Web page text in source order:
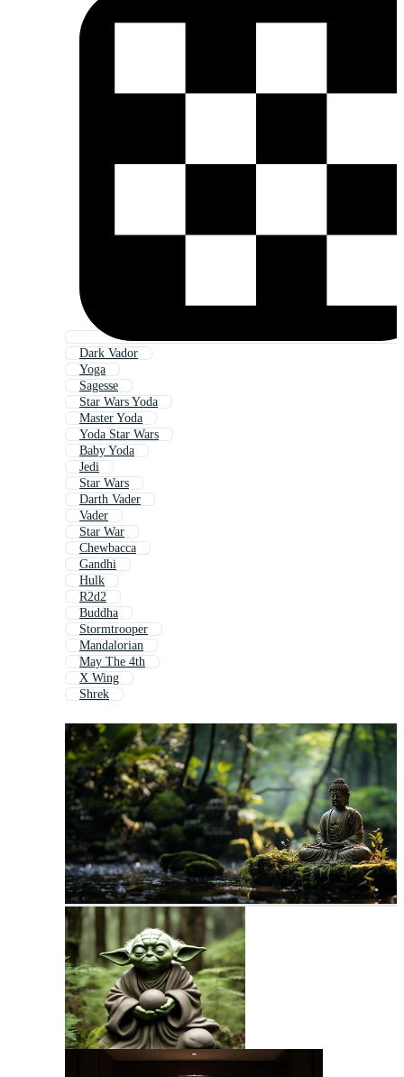
Dark Vador
Yoga
Sagesse
Star Wars Yoda
Master Yoda
Yoda Star Wars
Baby Yoda
Jedi
Star Wars
Darth Vader
Vader
Star War
Chewbacca
Gandhi
Hulk
R2d2
Buddha
Stormtrooper
Mandalorian
May The 4th
X Wing
Shrek